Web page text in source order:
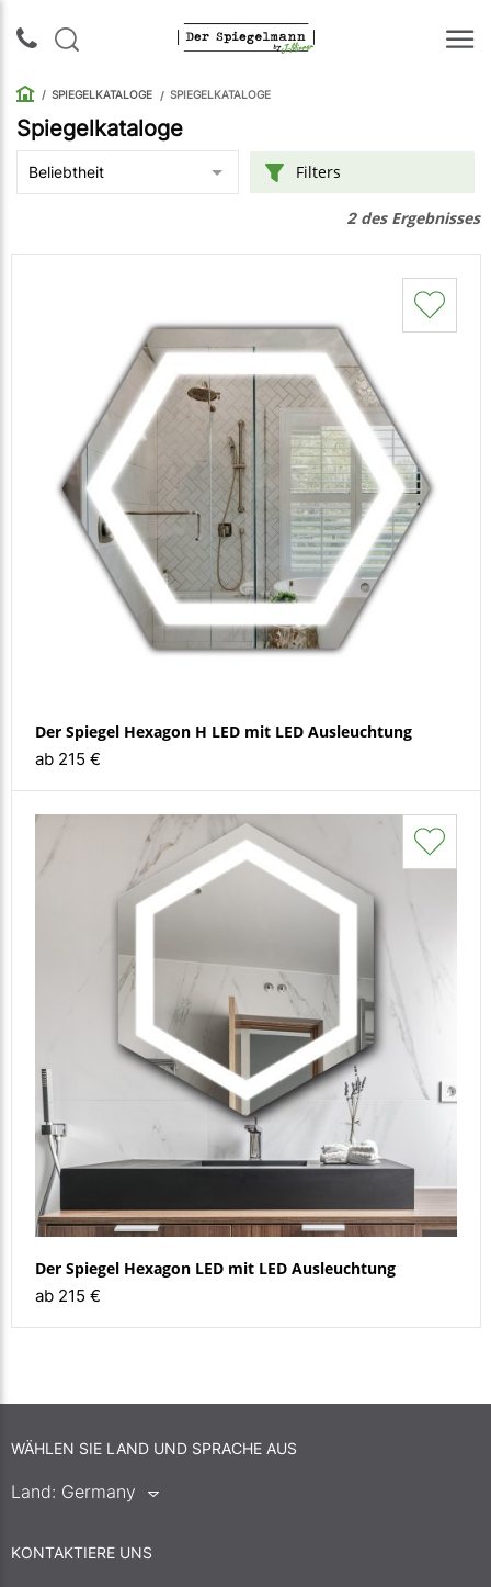
Spiegelkataloge
Galerie
FAQ
Kontakt
SPIEGELKATALOGE SPIEGELKATALOGE
Spiegelkataloge
Beliebtheit Filters
2des Ergebnisses
Der Spiegel Hexagon H LED mit LED Ausleuchtung
ab 215 €
Der Spiegel Hexagon LED mit LED Ausleuchtung
ab 215 €
WÄHLEN SIE LAND UND SPRACHE AUS
Land: Germany
KONTAKTIERE UNS